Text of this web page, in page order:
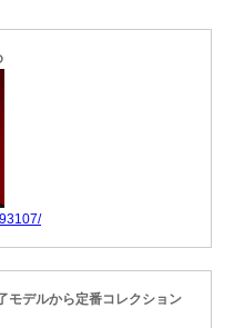
モデルから定番コレクション